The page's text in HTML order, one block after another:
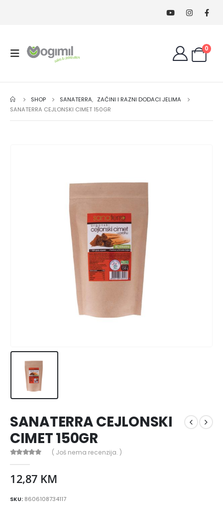
0
SHOP SANATERRA, ZAČINI I RAZNI DODACI JELIMA
SANATERRA CEJLONSKI CIMET 150GR
SANATERRA CEJLONSKI
CIMET 150GR
( Još nema recenzija. )
12,87 KM
SKU: 8606108734117